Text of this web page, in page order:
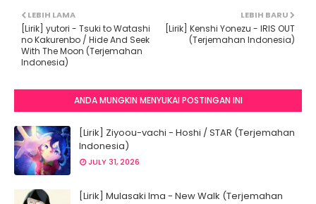
LEBIH BARU
[Lirik] Kenshi Yonezu - IRIS OUT
(Terjemahan Indonesia)
LEBIH LAMA
[Lirik] yutori - Tsuki to Watashi
no Kakurenbo / Hide And Seek
With The Moon (Terjemahan
Indonesia)
ANDA MUNGKIN MENYUKAI POSTINGAN INI
[Lirik] Ziyoou-vachi - Hoshi / STAR (Terjemahan
Indonesia)
JULY 31, 2026
[Lirik] Mulasaki Ima - New Walk (Terjemahan